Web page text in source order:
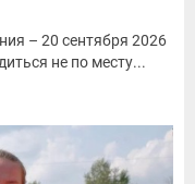
– 20 сентября 2026
не по месту...